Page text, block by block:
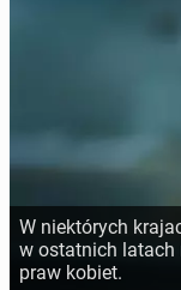
W niektórych
w ostatnich latach
praw kobiet.